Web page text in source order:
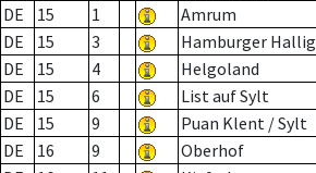
DE
15 1 Amrum
DE
15 3 Hamburger Hallig
DE
15 4 Helgoland
DE
15 6 List auf Sylt
DE
15 9 Puan Klent / Sylt
DE
16 9 Oberhof